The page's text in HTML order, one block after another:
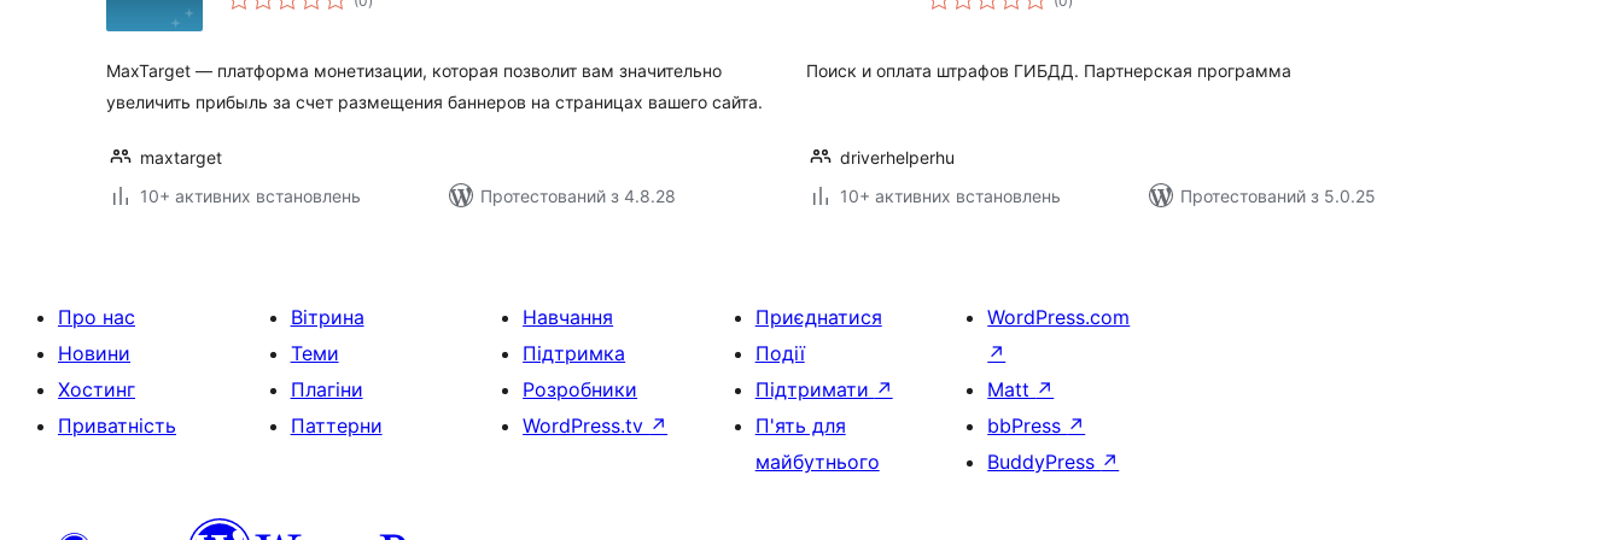
рейтинг
MaxTarget — платформа монетизации, которая позволит вам значительно
увеличить прибыль за счет размещения баннеров на страницах вашего сайта.
maxtarget
10+ активних встановлень
Протестований з 4.8.28
рейтинг
Поиск и оплата штрафов ГИБДД. Партнерская программа
driverhelperhu
10+ активних встановлень
Протестований з 5.0.25
Про нас
Новини
Хостинг
Приватність
Вітрина
Теми
Плагіни
Паттерни
Навчання
Підтримка
Розробники
WordPress.tv ↗
Приєднатися
Події
Підтримати ↗
П'ять для
майбутнього
WordPress.com
↗
Matt ↗
bbPress ↗
BuddyPress ↗